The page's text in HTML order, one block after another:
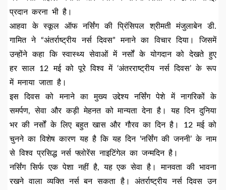
प्रदान करना भी है।
आहवा के स्कूल ऑफ नर्सिंग की प्रिंसिपल श्रीमती मंजुलाबेन डी.
गामित ने “अंतर्राष्ट्रीय नर्स दिवस” मनाने का विचार दिया। जिसमें
उन्होंने कहा कि स्वास्थ्य सेवाओं में नर्सों के योगदान को देखते हुए
हर साल 12 मई को पूरे विश्व में ‘अंतरराष्ट्रीय नर्स दिवस’ के रूप
में मनाया जाता है।
इस दिवस को मनाने का मुख्य उद्देश्य नर्सिंग पेशे में नागरिकों के
समर्पण, सेवा और कड़ी मेहनत को मान्यता देना है। यह दिन दुनिया
भर की नर्सों के लिए बहुत खास और गौरव का दिन है। 12 मई को
चुनने का विशेष कारण यह है कि यह दिन ‘नर्सिंग की जननी’ के नाम
से विश्व प्रसिद्ध नर्स फ्लोरेंस नाइटिंगेल का जन्मदिन है।
नर्सिंग सिर्फ एक पेशा नहीं है, यह एक सेवा है। मानवता की भावना
रखने वाला व्यक्ति नर्स बन सकता है। अंतर्राष्ट्रीय नर्स दिवस उन